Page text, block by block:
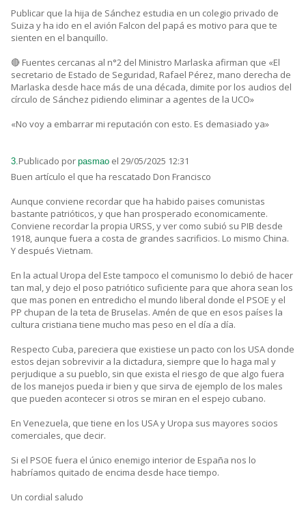
Publicar que la hija de Sánchez estudia en un colegio privado de
Suiza y ha ido en el avión Falcon del papá es motivo para que te
sienten en el banquillo.
🔴 Fuentes cercanas al n°2 del Ministro Marlaska afirman que «El
secretario de Estado de Seguridad, Rafael Pérez, mano derecha de
Marlaska desde hace más de una década, dimite por los audios del
círculo de Sánchez pidiendo eliminar a agentes de la UCO»
«No voy a embarrar mi reputación con esto. Es demasiado ya»
3.Publicado por pasmao el 29/05/2025 12:31
Buen artículo el que ha rescatado Don Francisco
Aunque conviene recordar que ha habido paises comunistas
bastante patrióticos, y que han prosperado economicamente.
Conviene recordar la propia URSS, y ver como subió su PIB desde
1918, aunque fuera a costa de grandes sacrificios. Lo mismo China.
Y después Vietnam.
En la actual Uropa del Este tampoco el comunismo lo debió de hacer
tan mal, y dejo el poso patriótico suficiente para que ahora sean los
que mas ponen en entredicho el mundo liberal donde el PSOE y el
PP chupan de la teta de Bruselas. Amén de que en esos países la
cultura cristiana tiene mucho mas peso en el día a día.
Respecto Cuba, pareciera que existiese un pacto con los USA donde
estos dejan sobrevivir a la dictadura, siempre que lo haga mal y
perjudique a su pueblo, sin que exista el riesgo de que algo fuera
de los manejos pueda ir bien y que sirva de ejemplo de los males
que pueden acontecer si otros se miran en el espejo cubano.
En Venezuela, que tiene en los USA y Uropa sus mayores socios
comerciales, que decir.
Si el PSOE fuera el único enemigo interior de España nos lo
habríamos quitado de encima desde hace tiempo.
Un cordial saludo